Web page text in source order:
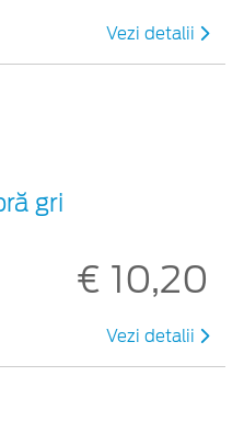
Vezi detalii
gri
€ 10,20
Vezi detalii